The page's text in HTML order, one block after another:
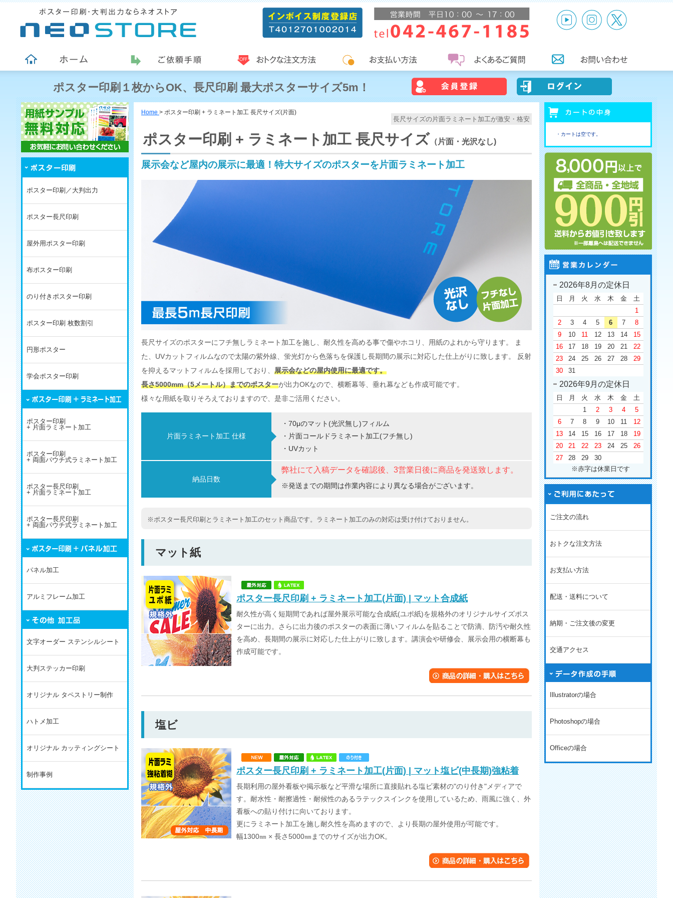
ポスター印刷１枚からOK、長尺印刷 最大ポスターサイズ5m！
ポスター印刷／大判出力
ポスター長尺印刷
屋外用ポスター印刷
布ポスター印刷
のり付きポスター印刷
ポスター印刷 枚数割引
円形ポスター
学会ポスター印刷
ポスター印刷
+ 片面ラミネート加工
ポスター印刷
+ 両面パウチ式ラミネート加工
ポスター長尺印刷
+ 片面ラミネート加工
ポスター長尺印刷
+ 両面パウチ式ラミネート加工
パネル加工
アルミフレーム加工
文字オーダー ステンシルシート
大判ステッカー印刷
オリジナル タペストリー制作
ハトメ加工
オリジナル カッティングシート
制作事例
Home > ポスター印刷 + ラミネート加工 長尺サイズ(片面)
長尺サイズの片面ラミネート加工が激安・格安
ポスター印刷 + ラミネート加工 長尺サイズ （片面・光沢なし)
展示会など屋内の展示に最適！特大サイズのポスターを片面ラミネート加工
長尺サイズのポスターにフチ無しラミネート加工を施し、耐久性を高める事で傷やホコリ、用紙のよれから守ります。 ま
た、UVカットフィルムなので太陽の紫外線、蛍光灯から色落ちを保護し長期間の展示に対応した仕上がりに致します。 反射
を抑えるマットフィルムを採用しており、 展示会などの屋内使用に最適です。
長さ5000mm（5メートル）までのポスターが出力OKなので、横断幕等、垂れ幕なども作成可能です。
様々な用紙を取りそろえておりますので、是非ご活用ください。
片面ラミネート加工 仕様
・70μのマット(光沢無し)フィルム
・片面コールドラミネート加工(フチ無し)
・UVカット
納品日数
弊社にて入稿データを確認後、3営業日後に商品を発送致します。
※発送までの期間は作業内容により異なる場合がございます。
※ポスター長尺印刷とラミネート加工のセット商品です。ラミネート加工のみの対応は受け付けておりません。
マット紙
ポスター長尺印刷 + ラミネート加工(片面) | マット合成紙
耐久性が高く短期間であれば屋外展示可能な合成紙(ユポ紙)を規格外のオリジナルサイズポス
ターに出力。さらに出力後のポスターの表面に薄いフィルムを貼ることで防滴、防汚や耐久性
を高め、長期間の展示に対応した仕上がりに致します。講演会や研修会、展示会用の横断幕も
作成可能です。
塩ビ
ポスター長尺印刷 + ラミネート加工(片面) | マット塩ビ(中長期)強粘着
長期利用の屋外看板や掲示板など平滑な場所に直接貼れる塩ビ素材の"のり付き"メディアで
す。耐水性・耐擦過性・耐候性のあるラテックスインクを使用しているため、雨風に強く、外
看板への貼り付けに向いております。
更にラミネート加工を施し耐久性を高めますので、より長期の屋外使用が可能です。
幅1300㎜ × 長さ5000㎜までのサイズが出力OK。
・カートは空です。
2026年8月の定休日
日 月 火 水 木 金
土
1
2
3 4 5 6 7
8
9
10 11 12 13 14
15
16
17 18 19 20 21
22
23
24 25 26 27 28
29
30
31
2026年9月の定休日
日 月 火 水 木 金
土
1
2 3 4
5
6
7 8 9 10 11
12
13
14 15 16 17 18
19
20
21 22 23 24 25
26
27
28 29
30
※赤字は休業日です
ご注文の流れ
おトクな注文方法
お支払い方法
配送・送料について
納期・ご注文後の変更
交通アクセス
Illustratorの場合
Photoshopの場合
Officeの場合